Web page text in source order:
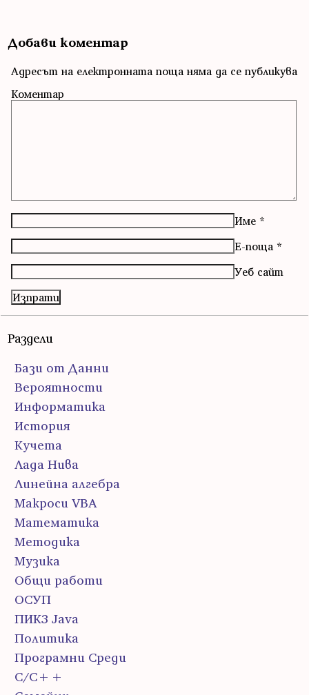
Добави коментар
Адресът на електронната поща няма да се публикува
Коментар
Име *
Е-поща *
Уеб сайт
Раздели
Бази от Данни
Вероятности
Информатика
История
Кучета
Лада Нива
Линейна алгебра
Макроси VBA
Математика
Методика
Музика
Общи работи
ОСУП
ПИК3 Java
Политика
Програмни Среди
С/С++